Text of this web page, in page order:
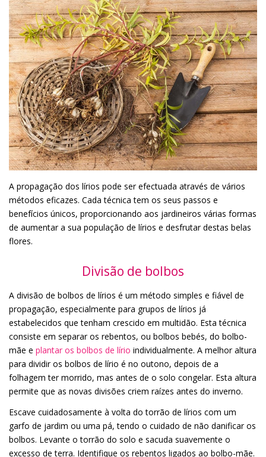
A propagação dos lírios pode ser efectuada através de vários
métodos eficazes. Cada técnica tem os seus passos e
benefícios únicos, proporcionando aos jardineiros várias formas
de aumentar a sua população de lírios e desfrutar destas belas
flores.
Divisão de bolbos
A divisão de bolbos de lírios é um método simples e fiável de
propagação, especialmente para grupos de lírios já
estabelecidos que tenham crescido em multidão. Esta técnica
consiste em separar os rebentos, ou bolbos bebés, do bolbo-
mãe e plantar os bolbos de lírio individualmente. A melhor altura
para dividir os bolbos de lírio é no outono, depois de a
folhagem ter morrido, mas antes de o solo congelar. Esta altura
permite que as novas divisões criem raízes antes do inverno.
Escave cuidadosamente à volta do torrão de lírios com um
garfo de jardim ou uma pá, tendo o cuidado de não danificar os
bolbos. Levante o torrão do solo e sacuda suavemente o
excesso de terra. Identifique os rebentos ligados ao bolbo-mãe.